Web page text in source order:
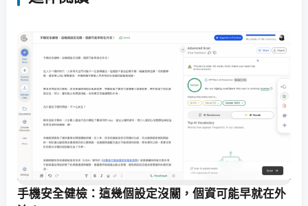
手機安全健檢：這幾個設定沒關，個資可能早就在外